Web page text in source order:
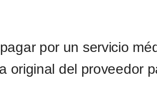
por un servicio
original del proveedor